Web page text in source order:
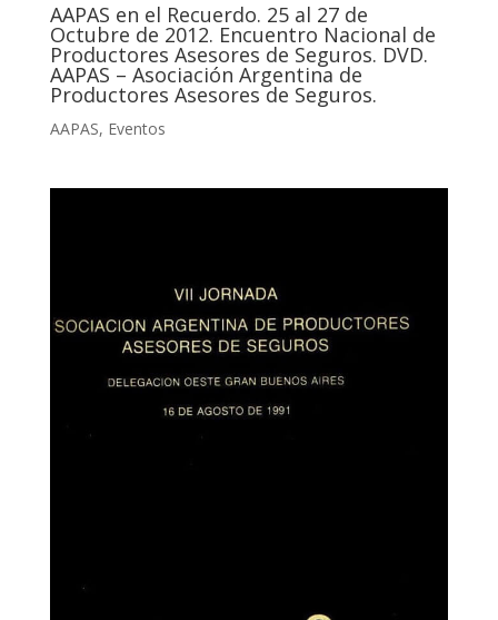
AAPAS en el Recuerdo. 25 al 27 de
Octubre de 2012. Encuentro Nacional de
Productores Asesores de Seguros. DVD.
AAPAS – Asociación Argentina de
Productores Asesores de Seguros.
AAPAS, Eventos